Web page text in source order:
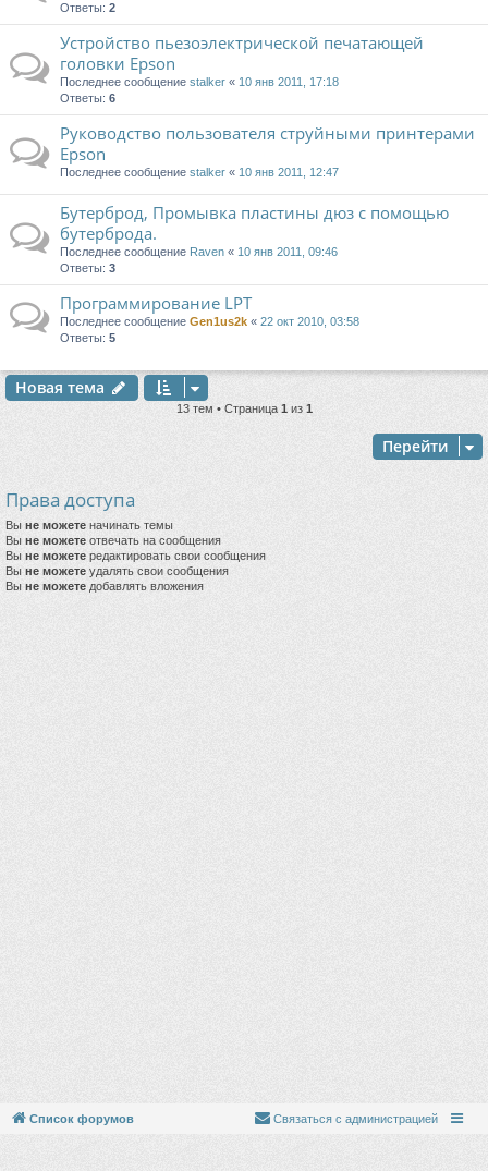
Ответы: 2
Устройство пьезоэлектрической печатающей
головки Epson
Последнее сообщение stalker « 10 янв 2011, 17:18
Ответы: 6
Руководство пользователя струйными принтерами
Epson
Последнее сообщение stalker « 10 янв 2011, 12:47
Бутерброд, Промывка пластины дюз с помощью
бутерброда.
Последнее сообщение Raven « 10 янв 2011, 09:46
Ответы: 3
Программирование LPT
Последнее сообщение Gen1us2k « 22 окт 2010, 03:58
Ответы: 5
Новая тема
13 тем • Страница 1 из 1
Перейти
Права доступа
Вы не можете начинать темы
Вы не можете отвечать на сообщения
Вы не можете редактировать свои сообщения
Вы не можете удалять свои сообщения
Вы не можете добавлять вложения
Список форумов Связаться с администрацией